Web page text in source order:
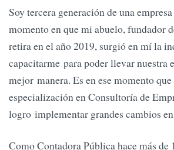
Soy tercera generación de una
momento en que mi abuelo, fundador
retira en el año 2019, surgió en mí la
capacitarme para poder llevar nuestra
mejor manera. Es en ese momento
especialización en Consultoría de
logro implementar grandes cambios
Como Contadora Pública hace más de